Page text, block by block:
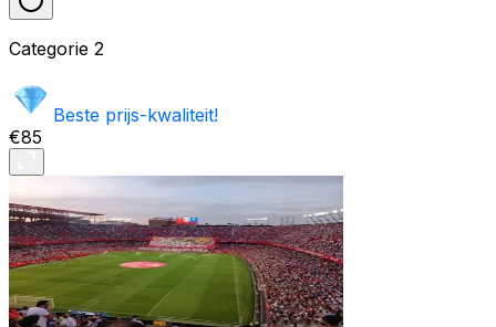
Categorie 2
Beste prijs-kwaliteit!
€85